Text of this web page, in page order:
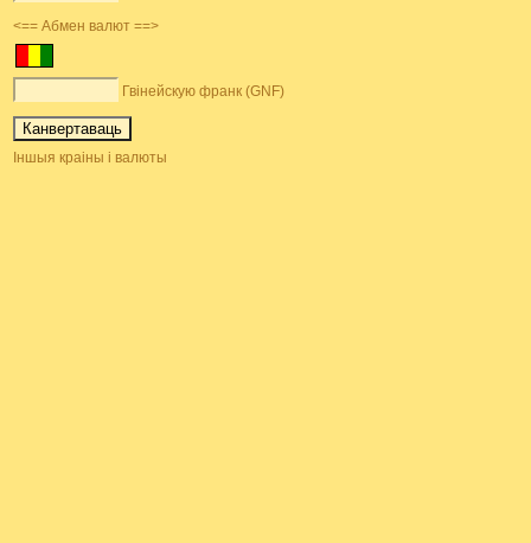
<== Абмен валют ==>
Гвінейскую франк (GNF)
Іншыя краіны і валюты